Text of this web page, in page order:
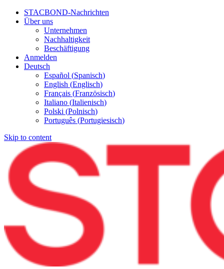
STACBOND-Nachrichten
Über uns
Unternehmen
Nachhaltigkeit
Beschäftigung
Anmelden
Deutsch
Español (Spanisch)
English (Englisch)
Français (Französisch)
Italiano (Italienisch)
Polski (Polnisch)
Português (Portugiesisch)
Skip to content